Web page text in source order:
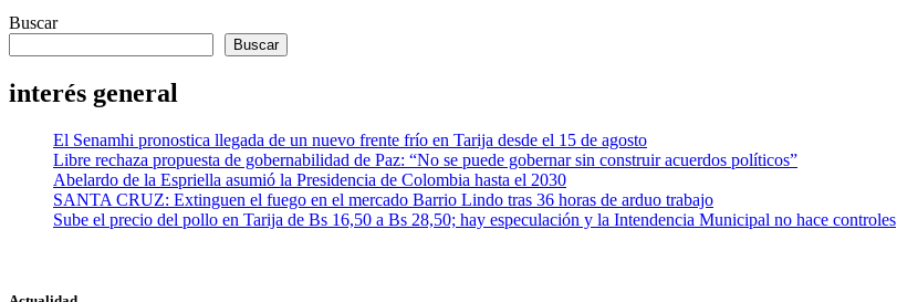
Buscar
Buscar
interés general
El Senamhi pronostica llegada de un nuevo frente frío en Tarija desde el 15 de agosto
Libre rechaza propuesta de gobernabilidad de Paz: “No se puede gobernar sin construir acuerdos políticos”
Abelardo de la Espriella asumió la Presidencia de Colombia hasta el 2030
SANTA CRUZ: Extinguen el fuego en el mercado Barrio Lindo tras 36 horas de arduo trabajo
Sube el precio del pollo en Tarija de Bs 16,50 a Bs 28,50; hay especulación y la Intendencia Municipal no hace controles